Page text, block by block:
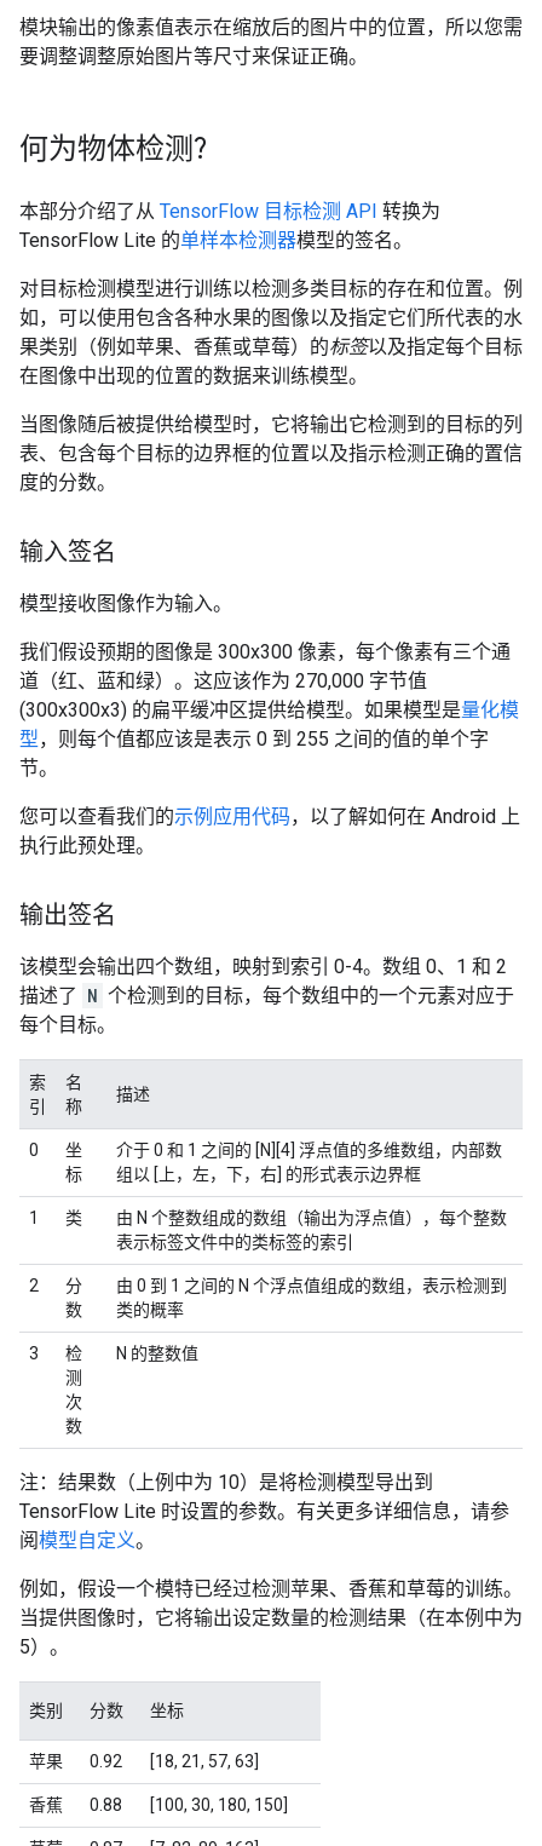
模块输出的像素值表示在缩放后的图片中的位置，所以您需
要调整调整原始图片等尺寸来保证正确。
何为物体检测?
本部分介绍了从 TensorFlow 目标检测 API 转换为
TensorFlow Lite 的单样本检测器模型的签名。
对目标检测模型进行训练以检测多类目标的存在和位置。例
如，可以使用包含各种水果的图像以及指定它们所代表的水
果类别（例如苹果、香蕉或草莓）的标签以及指定每个目标
在图像中出现的位置的数据来训练模型。
当图像随后被提供给模型时，它将输出它检测到的目标的列
表、包含每个目标的边界框的位置以及指示检测正确的置信
度的分数。
输入签名
模型接收图像作为输入。
我们假设预期的图像是 300x300 像素，每个像素有三个通
道（红、蓝和绿）。这应该作为 270,000 字节值
(300x300x3) 的扁平缓冲区提供给模型。如果模型是量化模
型，则每个值都应该是表示 0 到 255 之间的值的单个字
节。
您可以查看我们的示例应用代码，以了解如何在 Android 上
执行此预处理。
输出签名
该模型会输出四个数组，映射到索引 0-4。数组 0、1 和 2
描述了 N 个检测到的目标，每个数组中的一个元素对应于
每个目标。
索
引
名
称
描述
0
坐
标
介于 0 和 1 之间的 [N][4] 浮点值的多维数组，内部数
组以 [上，左，下，右] 的形式表示边界框
1 类
由 N 个整数组成的数组（输出为浮点值），每个整数
表示标签文件中的类标签的索引
2
分
数
由 0 到 1 之间的 N 个浮点值组成的数组，表示检测到
类的概率
3
检
测
次
数
N 的整数值
注：结果数（上例中为 10）是将检测模型导出到
TensorFlow Lite 时设置的参数。有关更多详细信息，请参
阅模型自定义。
例如，假设一个模特已经过检测苹果、香蕉和草莓的训练。
当提供图像时，它将输出设定数量的检测结果（在本例中为
5）。
类别 分数 坐标
苹果 0.92 [18, 21, 57, 63]
香蕉 0.88 [100, 30, 180, 150]